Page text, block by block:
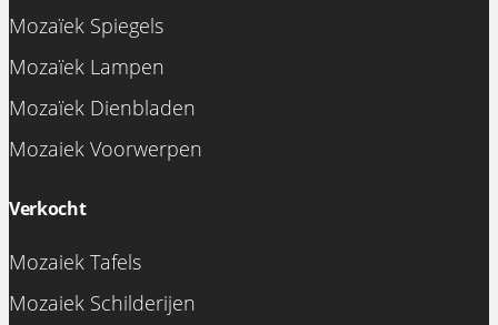
Mozaïek Spiegels
Mozaïek Lampen
Mozaïek Dienbladen
Mozaiek Voorwerpen
Verkocht
Mozaiek Tafels
Mozaiek Schilderijen